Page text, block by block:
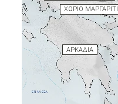
ΧΩΡΙΟ ΜΑΡΓΑΡΙΤΙ
ΑΡΚΑΔΙΑ